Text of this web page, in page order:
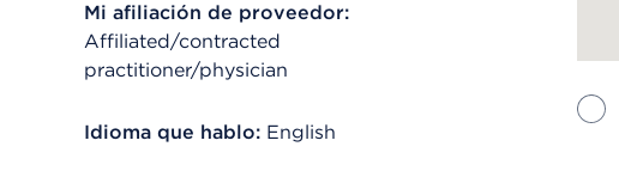
Mi afiliación de proveedor:
Affiliated/contracted
practitioner/physician
Idioma que hablo: English